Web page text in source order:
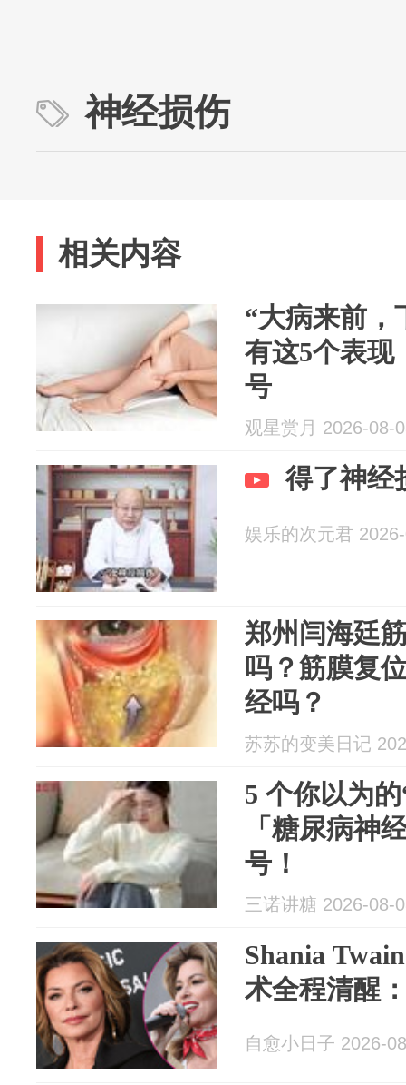
神经损伤
相关内容
“大病来前，
有这5个表现
号
观星赏月 2026-08-
得了神经
娱乐的次元君
郑州闫海廷
吗？筋膜复
经吗？
苏苏的变美日记
5 个你以为
「糖尿病神
号！
三诺讲糖 2026-08-
Shania
术全程清醒
自愈小日子 2026-